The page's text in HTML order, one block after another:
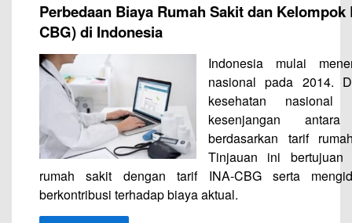
Perbedaan Biaya Rumah Sakit dan
CBG) di Indonesia
Indonesia mulai
nasional pada 2014.
kesehatan nasional
kesenjangan
berdasarkan tarif
Tinjauan ini bertujuan
rumah sakit dengan tarif INA-CBG serta
berkontribusi terhadap biaya aktual.